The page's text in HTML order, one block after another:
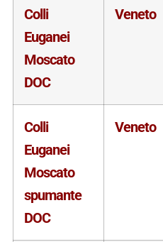
Colli
Euganei
Moscato
DOC
Veneto
Colli
Euganei
Moscato
spumante
DOC
Veneto